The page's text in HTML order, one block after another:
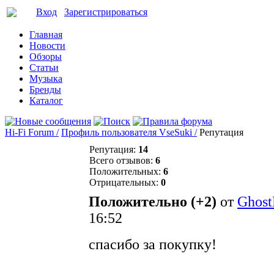
Вход Зарегистрироваться
Главная
Новости
Обзоры
Статьи
Музыка
Бренды
Каталог
Hi-Fi Forum / Профиль пользователя VseSuki / Репутация
Репутация: 14
Всего отзывов: 6
Положительных: 6
Отрицательных: 0
Положительно (+2) от
16:52
спасибо за покупку!